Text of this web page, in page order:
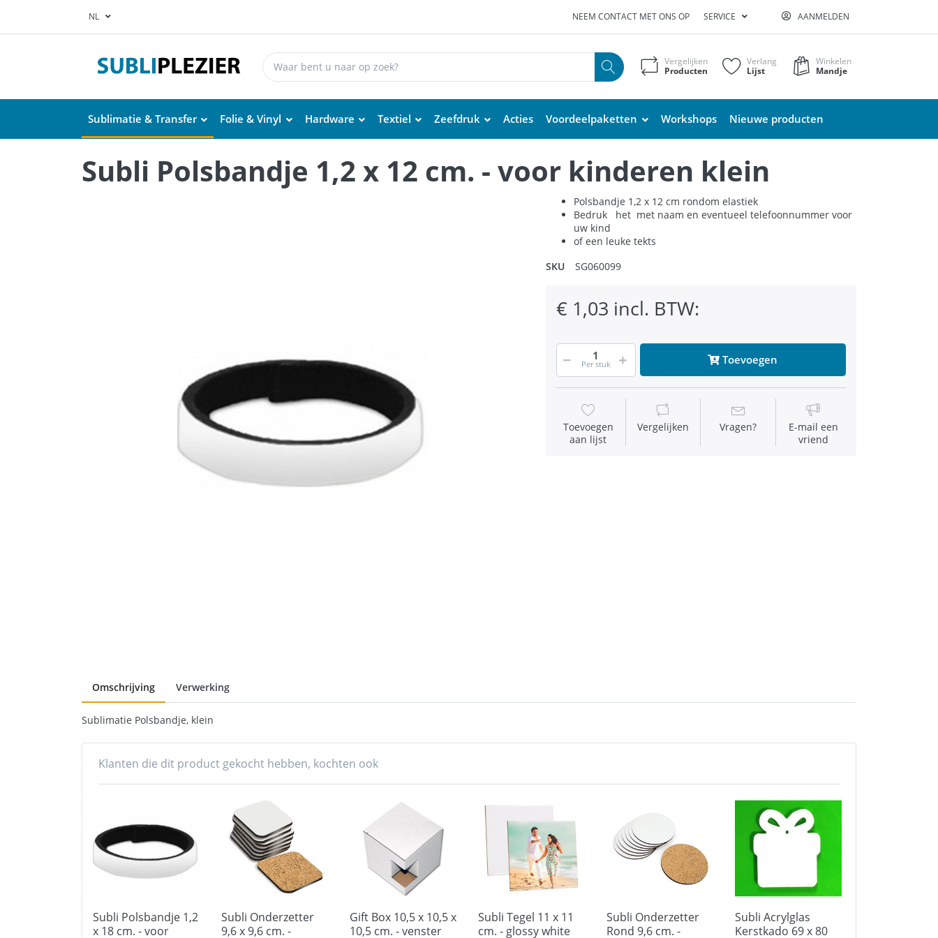
NL NEEM CONTACT MET ONS OP SERVICE AANMELDEN
Vergelijken
Producten
Verlang
Lijst
Winkelen
Mandje
Sublimatie & Transfer Folie & Vinyl Hardware Textiel Zeefdruk Acties Voordeelpaketten Workshops Nieuwe producten
Subli Polsbandje 1,2 x 12 cm. - voor kinderen klein
Polsbandje 1,2 x 12 cm rondom elastiek
Bedruk het met naam en eventueel telefoonnummer voor
uw kind
of een leuke tekts
SKU
SG060099
€ 1,03 incl. BTW:
Per stuk Toevoegen
Toevoegen
aan lijst
Vergelijken Vragen?
E-mail een
vriend
Omschrijving Verwerking
Sublimatie Polsbandje, klein
Klanten die dit product gekocht hebben, kochten ook
Subli Polsbandje 1,2
x 18 cm. - voor
Subli Onderzetter
9,6 x 9,6 cm. -
Gift Box 10,5 x 10,5 x
10,5 cm. - venster
Subli Tegel 11 x 11
cm. - glossy white
Subli Onderzetter
Rond 9,6 cm. -
Subli Acrylglas
Kerstkado 69 x 80